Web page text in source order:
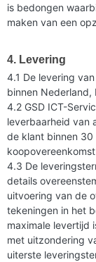
is bedongen
maken van een
4. Levering
4.1 De levering
binnen Nederland,
4.2 GSD ICT-
leverbaarheid van
de klant binnen
4.3 De
details
uitvoering van de
tekeningen in het
maximale levertijd
met uitzondering
uiterste